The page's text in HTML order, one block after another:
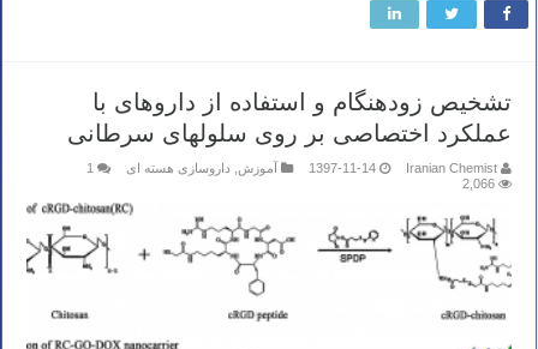
تشخیص زودهنگام و استفاده از داروهای با
عملکرد اختصاصی بر روی سلولهای سرطانی
Iranian Chemist
1397-11-14 آموزش داروسازی هسته ای
1
2,066